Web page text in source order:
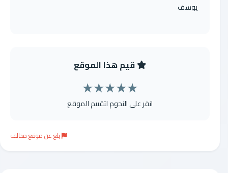
يوسف
قيم هذا الموقع
★
★
★
★
★
انقر على النجوم لتقييم الموقع
بلغ عن موقع مخالف